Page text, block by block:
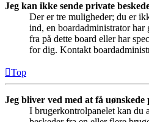
Jeg kan ikke sende private
Der er tre muligheder; du er
ind, en boardadministrator har
fra på dette board eller har
for dig. Kontakt
Top
Jeg bliver ved med at få uønskede
I brugerkontrolpanelet kan du